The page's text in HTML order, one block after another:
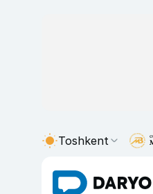
Toshkent